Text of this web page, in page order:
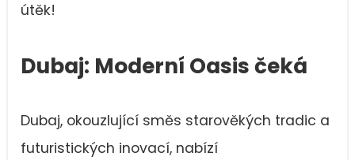
útěk!
Dubaj: Moderní Oasis čeká
Dubaj, okouzlující směs starověkých tradic a
futuristických inovací, nabízí